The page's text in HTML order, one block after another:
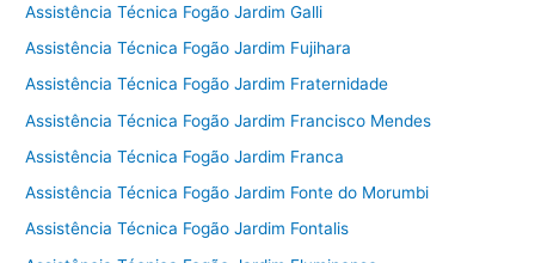
Assistência Técnica Fogão Jardim Galli
Assistência Técnica Fogão Jardim Fujihara
Assistência Técnica Fogão Jardim Fraternidade
Assistência Técnica Fogão Jardim Francisco Mendes
Assistência Técnica Fogão Jardim Franca
Assistência Técnica Fogão Jardim Fonte do Morumbi
Assistência Técnica Fogão Jardim Fontalis